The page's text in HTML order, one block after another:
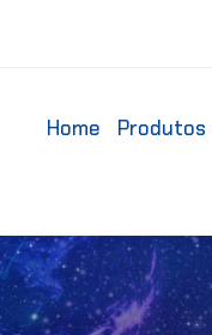
Home Produtos